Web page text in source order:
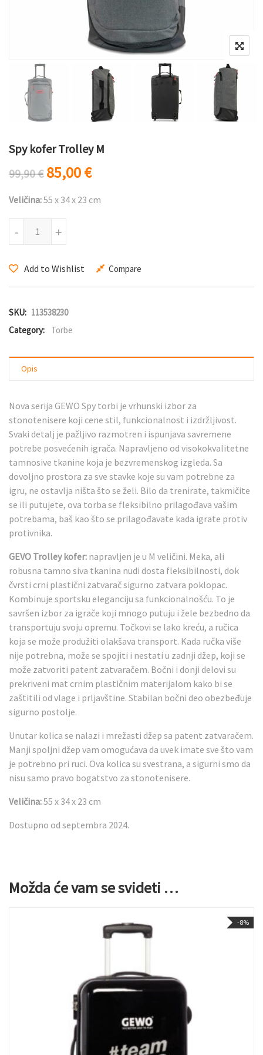
Spy kofer Trolley M
99,90€ Originalna cena je bila: 99,90 €.
85,00€Trenutna cena je: 85,00 €.
Veličina:55 x 34 x 23 cm
+
-
Add to Wishlist Compare
SKU: 113538230
Category:
Torbe
Opis
Nova serija GEWO Spy torbi je vrhunski izbor za
stonotenisere koji cene stil, funkcionalnost i izdržljivost.
Svaki detalj je pažljivo razmotren i ispunjava savremene
potrebe posvećenih igrača. Napravljeno od visokokvalitetne
tamnosive tkanine koja je bezvremenskog izgleda. Sa
dovoljno prostora za sve stavke koje su vam potrebne za
igru, ne ostavlja ništa što se želi. Bilo da trenirate, takmičite
se ili putujete, ova torba se fleksibilno prilagođava vašim
potrebama, baš kao što se prilagođavate kada igrate protiv
protivnika.
GEVO Trolley kofer: napravljen je u M veličini. Meka, ali
robusna tamno siva tkanina nudi dosta fleksibilnosti, dok
čvrsti crni plastični zatvarač sigurno zatvara poklopac.
Kombinuje sportsku eleganciju sa funkcionalnošću. To je
savršen izbor za igrače koji mnogo putuju i žele bezbedno da
transportuju svoju opremu. Točkovi se lako kreću, a ručica
koja se može produžiti olakšava transport. Kada ručka više
nije potrebna, može se spojiti i nestati u zadnji džep, koji se
može zatvoriti patent zatvaračem. Bočni i donji delovi su
prekriveni mat crnim plastičnim materijalom kako bi se
zaštitili od vlage i prljavštine. Stabilan bočni deo obezbeđuje
sigurno postolje.
Unutar kolica se nalazi i mrežasti džep sa patent zatvaračem.
Manji spoljni džep vam omogućava da uvek imate sve što vam
je potrebno pri ruci. Ova kolica su svestrana, a sigurni smo da
nisu samo pravo bogatstvo za stonotenisere.
Veličina:55 x 34 x 23 cm
Dostupno od septembra 2024.
Možda će vam se svideti …
-8%